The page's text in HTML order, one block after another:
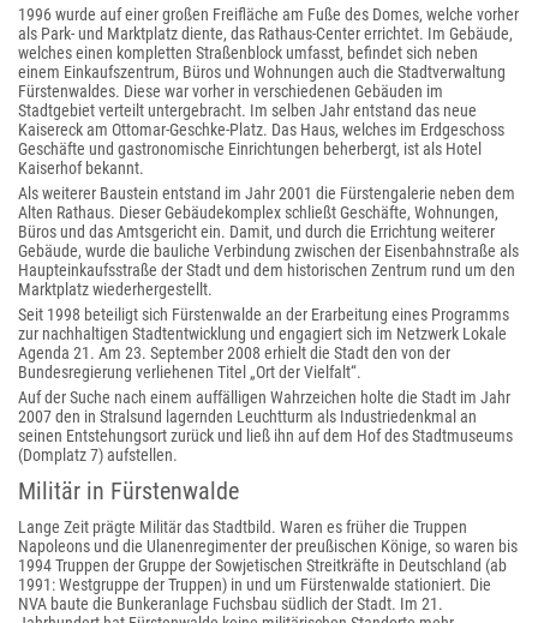
1996 wurde auf einer großen Freifläche am Fuße des Domes, welche vorher
als Park- und Marktplatz diente, das Rathaus-Center errichtet. Im Gebäude,
welches einen kompletten Straßenblock umfasst, befindet sich neben
einem Einkaufszentrum, Büros und Wohnungen auch die Stadtverwaltung
Fürstenwaldes. Diese war vorher in verschiedenen Gebäuden im
Stadtgebiet verteilt untergebracht. Im selben Jahr entstand das neue
Kaisereck am Ottomar-Geschke-Platz. Das Haus, welches im Erdgeschoss
Geschäfte und gastronomische Einrichtungen beherbergt, ist als Hotel
Kaiserhof bekannt.
Als weiterer Baustein entstand im Jahr 2001 die Fürstengalerie neben dem
Alten Rathaus. Dieser Gebäudekomplex schließt Geschäfte, Wohnungen,
Büros und das Amtsgericht ein. Damit, und durch die Errichtung weiterer
Gebäude, wurde die bauliche Verbindung zwischen der Eisenbahnstraße als
Haupteinkaufsstraße der Stadt und dem historischen Zentrum rund um den
Marktplatz wiederhergestellt.
Seit 1998 beteiligt sich Fürstenwalde an der Erarbeitung eines Programms
zur nachhaltigen Stadtentwicklung und engagiert sich im Netzwerk Lokale
Agenda 21. Am 23. September 2008 erhielt die Stadt den von der
Bundesregierung verliehenen Titel „Ort der Vielfalt“.
Auf der Suche nach einem auffälligen Wahrzeichen holte die Stadt im Jahr
2007 den in Stralsund lagernden Leuchtturm als Industriedenkmal an
seinen Entstehungsort zurück und ließ ihn auf dem Hof des Stadtmuseums
(Domplatz 7) aufstellen.
Militär in Fürstenwalde
Lange Zeit prägte Militär das Stadtbild. Waren es früher die Truppen
Napoleons und die Ulanenregimenter der preußischen Könige, so waren bis
1994 Truppen der Gruppe der Sowjetischen Streitkräfte in Deutschland (ab
1991: Westgruppe der Truppen) in und um Fürstenwalde stationiert. Die
NVA baute die Bunkeranlage Fuchsbau südlich der Stadt. Im 21.